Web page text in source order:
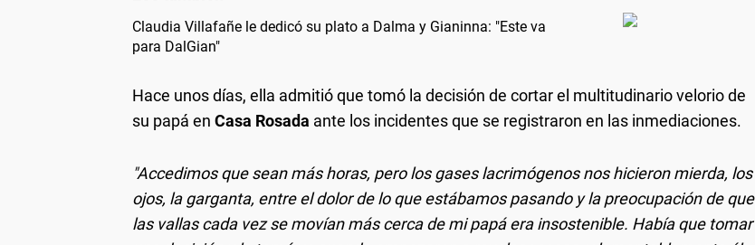
Claudia Villafañe le dedicó su plato a Dalma y Gianinna: "Este va
para DalGian"
Hace unos días, ella admitió que tomó la decisión de cortar el multitudinario velorio de
su papá en Casa Rosada ante los incidentes que se registraron en las inmediaciones.
"Accedimos que sean más horas, pero los gases lacrimógenos nos hicieron mierda, los
ojos, la garganta, entre el dolor de lo que estábamos pasando y la preocupación de que
las vallas cada vez se movían más cerca de mi papá era insostenible. Había que tomar